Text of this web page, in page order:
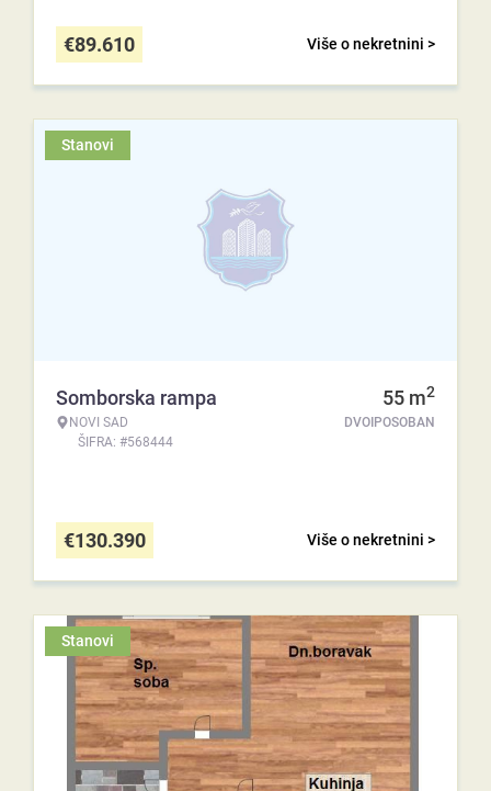
Više o nekretnini >
€89.610
Stanovi
Somborska rampa
NOVI SAD
ŠIFRA: #568444
55 m2
DVOIPOSOBAN
Više o nekretnini >
€130.390
Stanovi